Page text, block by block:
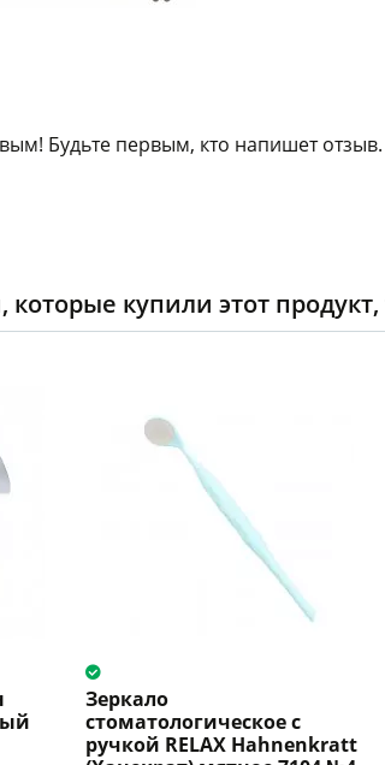
Будьте первым, кто напишет отзыв.
которые купили этот
Зеркало
стоматологическое с
ручкой RELAX Hahnenkratt